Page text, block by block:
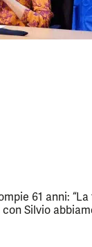
61 anni:
Silvio